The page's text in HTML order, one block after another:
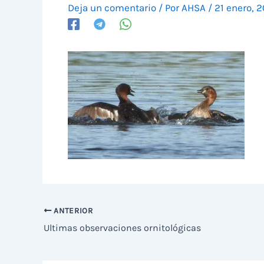
Deja un comentario / Por AHSA / 21 enero,
ANTERIOR
Ultimas observaciones ornitológicas